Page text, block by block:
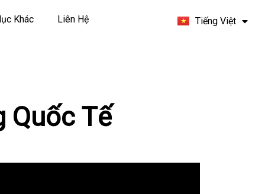
Khác Liên Hệ Tiếng Việt
Français
Quốc Tế